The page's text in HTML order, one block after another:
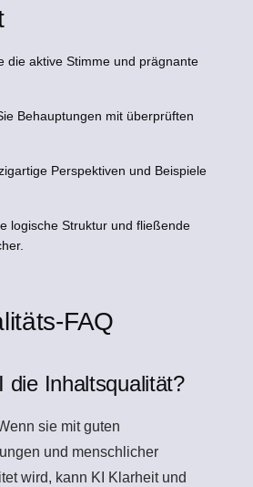
die aktive Stimme und prägnante
Behauptungen mit überprüften
Perspektiven und Beispiele
logische Struktur und fließende
FAQ
die Inhaltsqualität?
sie mit guten
und menschlicher
wird, kann KI Klarheit und